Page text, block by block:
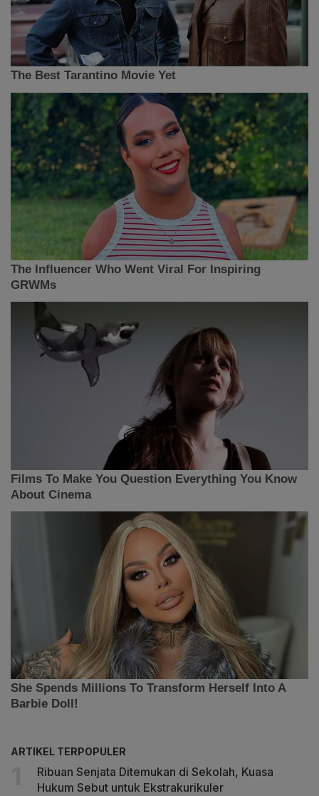
ARTIKEL TERPOPULER
Ribuan Senjata Ditemukan di Sekolah, Kuasa
Hukum Sebut untuk Ekstrakurikuler